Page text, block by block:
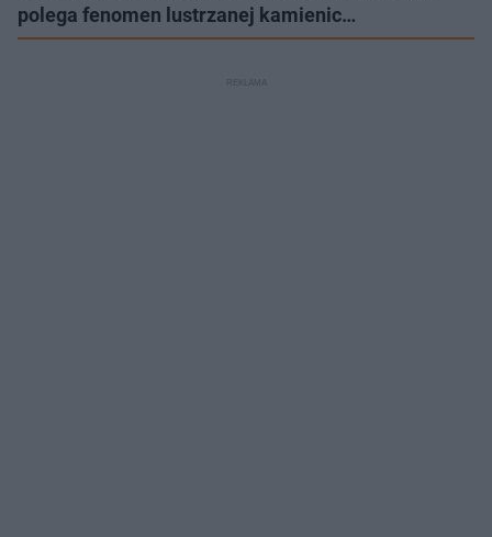
polega fenomen lustrzanej kamienic…